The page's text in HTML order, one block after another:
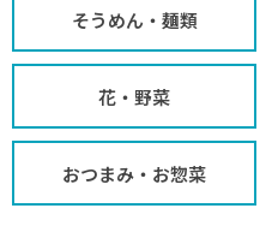
そうめん・麺類
花・野菜
おつまみ・お惣菜